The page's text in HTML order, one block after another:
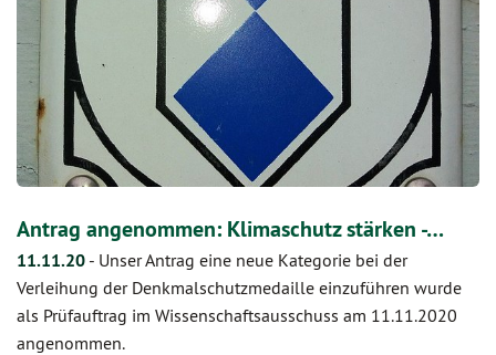
Antrag angenommen: Klimaschutz stärken -…
11.11.20 - Unser Antrag eine neue Kategorie bei der
Verleihung der Denkmalschutzmedaille einzuführen wurde
als Prüfauftrag im Wissenschaftsausschuss am 11.11.2020
angenommen.